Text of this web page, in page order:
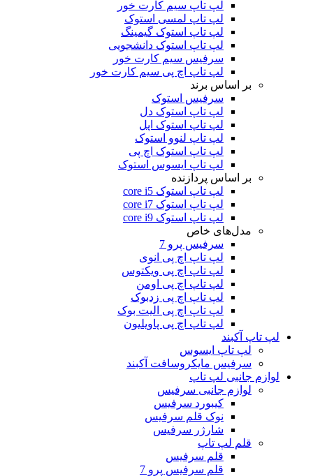
لپ تاپ سیم کارت خور
لپ تاپ لمسی استوک
لپ تاپ استوک گیمینگ
لپ تاپ استوک دانشجویی
سرفیس سیم کارت خور
لپ تاپ اچ پی سیم کارت خور
بر اساس برند
سرفیس استوک
لپ تاپ استوک دل
لپ تاپ استوک اپل
لپ تاپ لنوو استوک
لپ تاپ استوک اچ پی
لپ تاپ ایسوس استوک
بر اساس پردازنده
لپ تاپ استوک core i5
لپ تاپ استوک core i7
لپ تاپ استوک core i9
مدل‌های خاص
سرفیس پرو 7
لپ تاپ اچ پی انوی
لپ تاپ اچ پی ویکتوس
لپ تاپ اچ پی اومن
لپ تاپ اچ پی زدبوک
لپ تاپ اچ پی الیت بوک
لپ تاپ اچ پی پاویلیون
لپ تاپ آکبند
لپ تاپ ایسوس
سرفیس مایکروسافت آکبند
لوازم جانبی لپ تاپ
لوازم جانبی سرفیس
کیبورد سرفیس
نوک قلم سرفیس
شارژر سرفیس
قلم لپ تاپ
قلم سرفیس
قلم سرفیس پرو 7